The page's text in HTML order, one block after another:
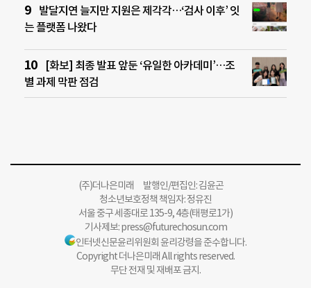
발달지연 늘지만 지원은 제각각…‘검사 이후’ 잇
는 플랫폼 나왔다
[화보] 최종 발표 앞둔 ‘유일한 아카데미’…조
별 과제 막판 점검
(주)더나은미래 발행인/편집인: 김윤곤
청소년보호정책 책임자: 정유진
서울 중구 세종대로 135-9, 4층(태평로1가)
기사제보:press@futurechosun.com
인터넷신문윤리위원회 윤리강령을 준수합니다.
Copyright 더나은미래 All rights reserved.
무단 전재 및 재배포 금지.